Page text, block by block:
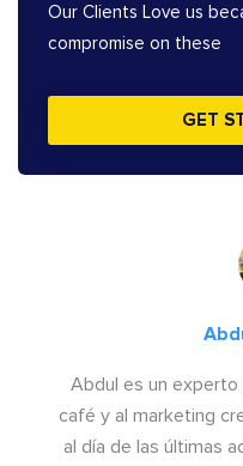
Our Clients Love us
compromise on these
GET
Abdul es un experto
café y al marketing
al día de las últimas